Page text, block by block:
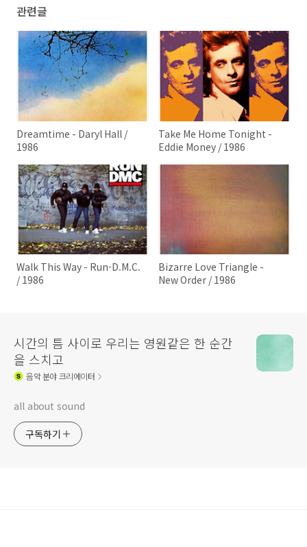
관련글
Dreamtime - Daryl Hall /
1986
Take Me Home Tonight -
Eddie Money / 1986
Walk This Way - Run-D.M.C.
/ 1986
Bizarre Love Triangle -
New Order / 1986
시간의 틈 사이로 우리는 영원같은 한 순간
을 스치고
음악분야 크리에이터
all about sound
구독하기